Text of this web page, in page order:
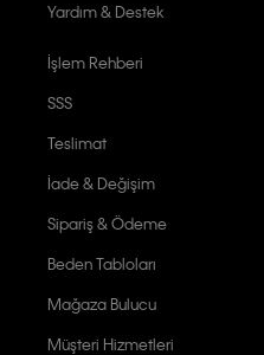
Yardım & Destek
İşlem Rehberi
SSS
Teslimat
İade & Değişim
Sipariş & Ödeme
Beden Tabloları
Mağaza Bulucu
Müşteri Hizmetleri